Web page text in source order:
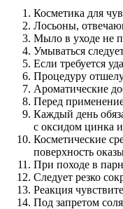
Косметика для
Лосьоны,
Мыло в уходе не
Умываться
Если требуется
Процедуру
Ароматические
Перед
Каждый день
с оксидом цинка
Косметические
поверхность
При походе в
Следует резко
Реакция
Под запретом